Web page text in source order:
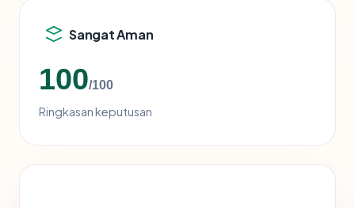
Sangat Aman
100/100
Ringkasan keputusan